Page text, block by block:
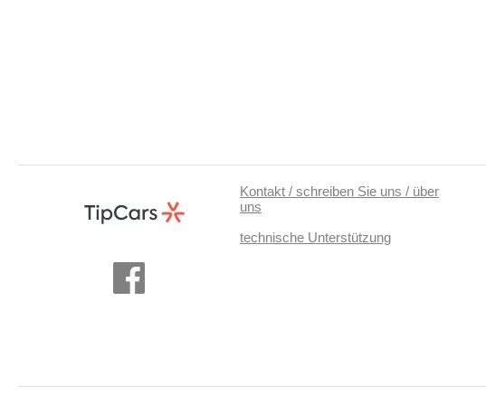
Kontakt / schreiben Sie uns / über
uns
technische Unterstützung